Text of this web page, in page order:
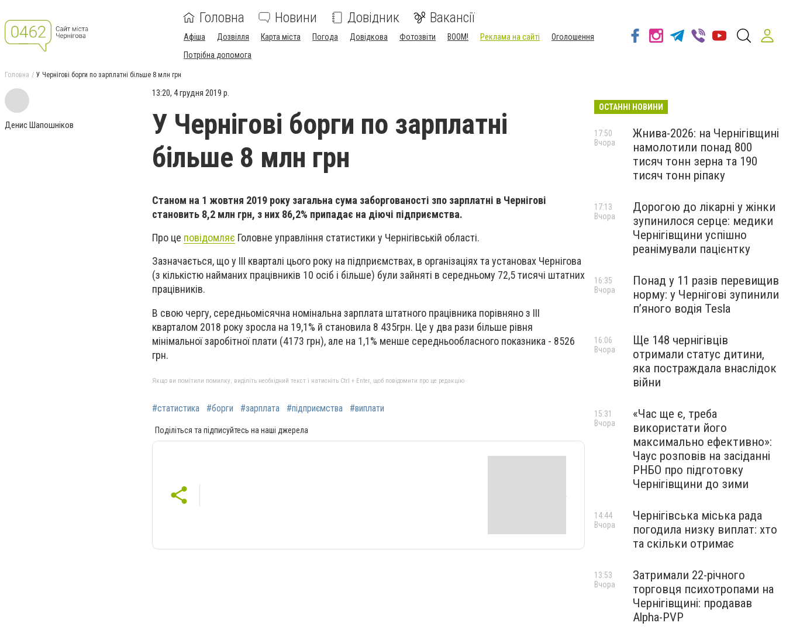
Головна Новини Довідник Вакансії
Афіша Дозвілля Карта міста Погода Довідкова Фотозвіти BOOM! Реклама на сайті
Оголошення
Потрібна допомога
Головна У Чернігові борги по зарплатні більше 8 млн грн
Денис Шапошніков
13:20, 4 грудня 2019 р.
У Чернігові борги по зарплатні
більше 8 млн грн
Станом на 1 жовтня 2019 року загальна сума заборгованості зпо зарплатні в Чернігові
становить 8,2 млн грн, з них 86,2% припадає на діючі підприємства.
Про це повідомляє Головне управління статистики у Чернігівській області.
Зазначається, що у III кварталі цього року на підприємствах, в організаціях та установах Чернігова
(з кількістю найманих працівників 10 осіб і більше) були зайняті в середньому 72,5 тисячі штатних
працівників.
В свою чергу, середньомісячна номінальна зарплата штатного працівника порівняно з ІІІ
кварталом 2018 року зросла на 19,1% й становила 8 435грн. Це у два рази більше рівня
мінімальної заробітної плати (4173 грн), але на 1,1% менше середньообласного показника - 8526
грн.
Якщо ви помітили помилку, виділіть необхідний текст і натисніть Ctrl + Enter, щоб повідомити про це редакцію
#статистика #борги #зарплата #підприємства #виплати
Поділіться та підписуйтесь на наші джерела
ОСТАННІ НОВИНИ
Жнива-2026: на Чернігівщині
намолотили понад 800
тисяч тонн зерна та 190
тисяч тонн ріпаку
17:50
Вчора
Дорогою до лікарні у жінки
зупинилося серце: медики
Чернігівщини успішно
реанімували пацієнтку
17:13
Вчора
Понад у 11 разів перевищив
норму: у Чернігові зупинили
пʼяного водія Tesla
16:35
Вчора
Ще 148 чернігівців
отримали статус дитини,
яка постраждала внаслідок
війни
16:06
Вчора
«Час ще є, треба
використати його
максимально ефективно»:
Чаус розповів на засіданні
РНБО про підготовку
Чернігівщини до зими
15:31
Вчора
Чернігівська міська рада
погодила низку виплат: хто
та скільки отримає
14:44
Вчора
Затримали 22-річного
торговця психотропами на
Чернігівщині: продавав
Alpha-PVP
13:53
Вчора